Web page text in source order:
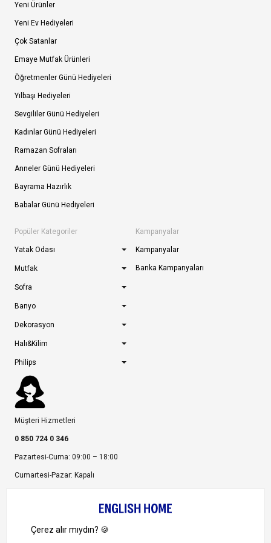
Yeni Ürünler
Yeni Ev Hediyeleri
Çok Satanlar
Emaye Mutfak Ürünleri
Öğretmenler Günü Hediyeleri
Yılbaşı Hediyeleri
Sevgililer Günü Hediyeleri
Kadınlar Günü Hediyeleri
Ramazan Sofraları
Anneler Günü Hediyeleri
Bayrama Hazırlık
Babalar Günü Hediyeleri
Popüler Kategoriler
Yatak Odası
Mutfak
Sofra
Banyo
Dekorasyon
Halı&Kilim
Philips
Kampanyalar
Kampanyalar
Banka Kampanyaları
Müşteri Hizmetleri
0 850 724 0 346
Pazartesi-Cuma: 09:00 – 18:00
Cumartesi-Pazar: Kapalı